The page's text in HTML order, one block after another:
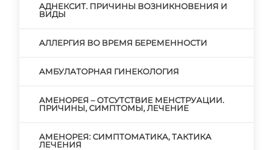
АДНЕКСИТ. ПРИЧИНЫ ВОЗНИКНОВЕНИЯ И
ВИДЫ
АЛЛЕРГИЯ ВО ВРЕМЯ БЕРЕМЕННОСТИ
АМБУЛАТОРНАЯ ГИНЕКОЛОГИЯ
АМЕНОРЕЯ – ОТСУТСТВИЕ МЕНСТРУАЦИИ.
ПРИЧИНЫ, СИМПТОМЫ, ЛЕЧЕНИЕ
АМЕНОРЕЯ: СИМПТОМАТИКА, ТАКТИКА
ЛЕЧЕНИЯ